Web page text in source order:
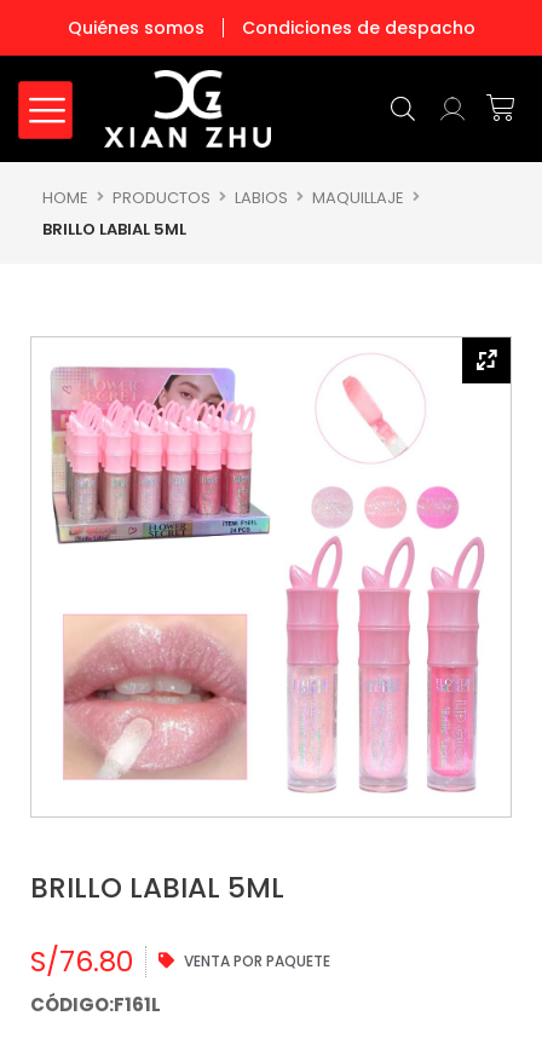
contenido
Quiénes somos Condiciones de despacho
HOME PRODUCTOS LABIOS
MAQUILLAJE
BRILLO LABIAL 5ML
BRILLO LABIAL 5ML
S/76.80 VENTA POR PAQUETE
CÓDIGO:F161L